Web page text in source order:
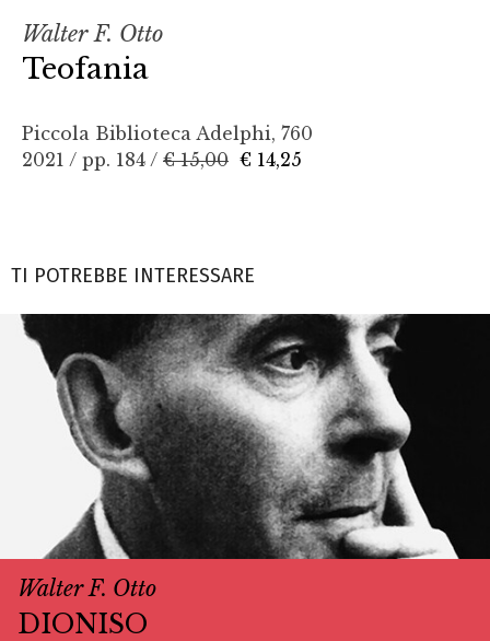
Walter F. Otto
Teofania
Piccola Biblioteca Adelphi, 760
2021 / pp. 184 / € 15,00 € 14,25
TI POTREBBE INTERESSARE
Walter F. Otto
DIONISO